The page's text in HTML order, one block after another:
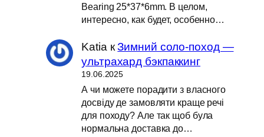
Bearing 25*37*6mm. В целом,
интересно, как будет, особенно…
Katia кЗимний соло-поход —
ультрахард бэкпаккинг
19.06.2025
А чи можете порадити з власного
досвіду де замовляти краще речі
для походу? Але так щоб була
нормальна доставка до…